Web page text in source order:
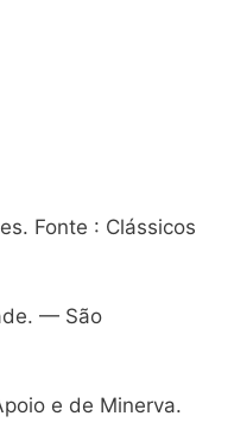
Fonte : Clássicos
— São
e de Minerva.